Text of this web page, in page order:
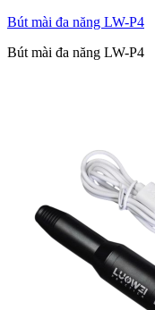
Bút mài đa năng LW-P4
Bút mài đa năng LW-P4